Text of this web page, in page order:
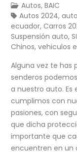
Autos,BAIC
Autos 2024,
ecuador,Carros
Suspensión auto,
Chinos,vehiculos
Alguna vez te has
senderos
a nuestro auto. Es
cumplimos con
pasiones, con
que dicha
importante que
encuentren en un